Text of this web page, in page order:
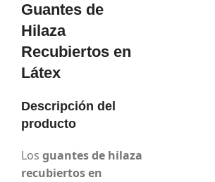
Guantes de
Hilaza
Recubiertos en
Látex
Descripción del
producto
Los guantes de hilaza
recubiertos en